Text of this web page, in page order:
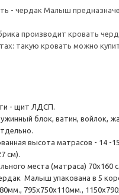
- чердак Малыш
производит кровать
такую кровать можно
- щит ЛДСП.
блок, ватин, войлок,
высота матрасов - 14 -
см).
места (матраса) 70х160
Малыш упакована в 5
795х750х110мм.,